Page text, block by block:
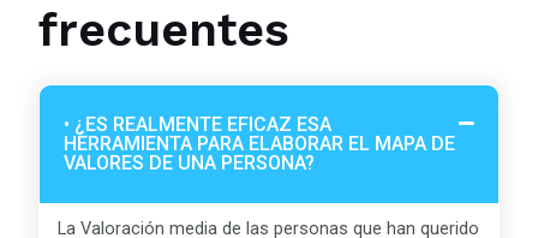
frecuentes
• ¿ES REALMENTE EFICAZ ESA
HERRAMIENTA PARA ELABORAR EL MAPA DE
VALORES DE UNA PERSONA?
La Valoración media de las personas que han querido